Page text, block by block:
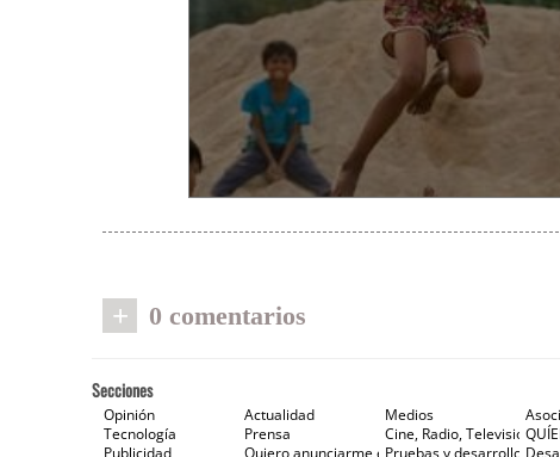
+ 0 comentarios
Secciones
Opinión Actualidad Medios
Tecnología
Prensa Cine, Radio, Televisión e
Publicidad
Quiero anunciarme en Gaceta de Prensa
Pruebas y desarrollos